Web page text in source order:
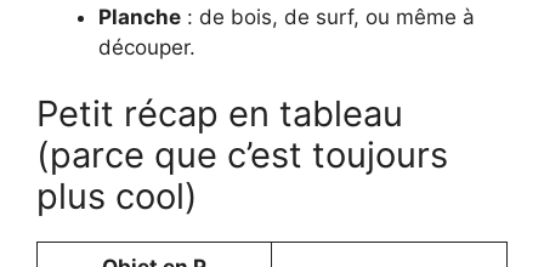
Planche : de bois, de surf, ou même à
découper.
Petit récap en tableau
(parce que c’est toujours
plus cool)